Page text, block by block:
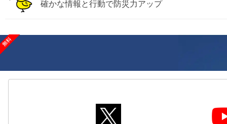
確かな情報と行動で防災力アップ